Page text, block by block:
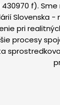
f).
Slovenska
pri
procesy